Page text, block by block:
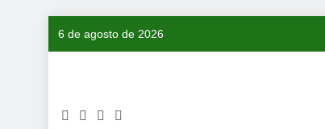
6 de agosto de 2026